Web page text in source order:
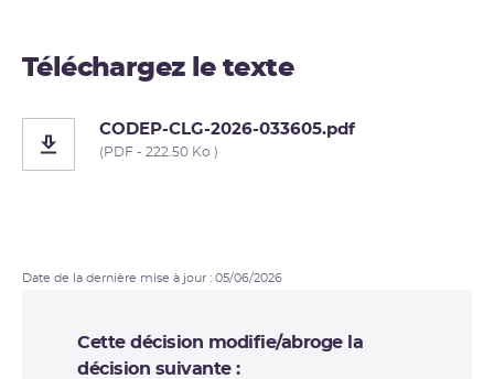
Téléchargez le texte
CODEP-CLG-2026-033605.pdf
(PDF - 222.50 Ko )
Date de la dernière mise à jour : 05/06/2026
Cette décision modifie/abroge la
décision suivante :